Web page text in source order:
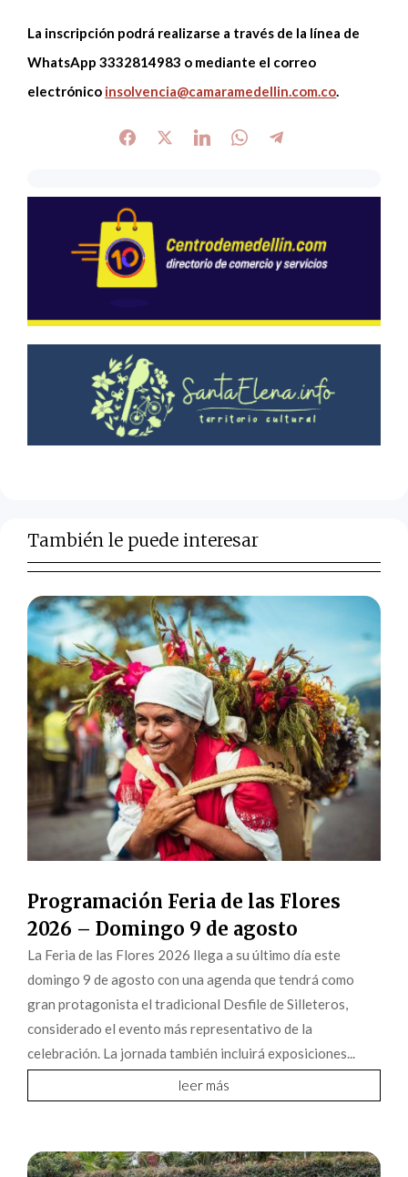
La inscripción podrá realizarse a través de la línea de
WhatsApp 3332814983 o mediante el correo
electrónico insolvencia@camaramedellin.com.co.
También le puede interesar
Programación Feria de las Flores
2026 – Domingo 9 de agosto
La Feria de las Flores 2026 llega a su último día este
domingo 9 de agosto con una agenda que tendrá como
gran protagonista el tradicional Desfile de Silleteros,
considerado el evento más representativo de la
celebración. La jornada también incluirá exposiciones...
leer más